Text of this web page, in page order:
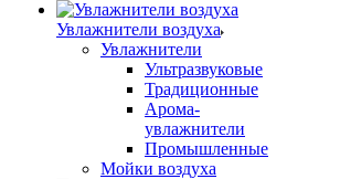
Увлажнители воздуха
Увлажнители
Ультразвуковые
Традиционные
Арома-
увлажнители
Промышленные
Мойки воздуха